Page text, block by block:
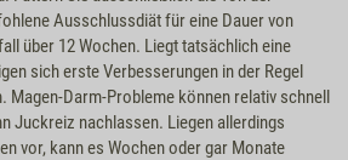
Ausschlussdiät für eine Dauer von
über 12 Wochen. Liegt tatsächlich eine
sich erste Verbesserungen in der Regel
Magen-Darm-Probleme können relativ schnell
Juckreiz nachlassen. Liegen allerdings
vor, kann es Wochen oder gar Monate